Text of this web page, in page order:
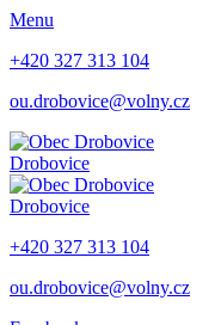
Menu
+420 327 313 104
ou.drobovice@volny.cz
Drobovice
Drobovice
+420 327 313 104
ou.drobovice@volny.cz